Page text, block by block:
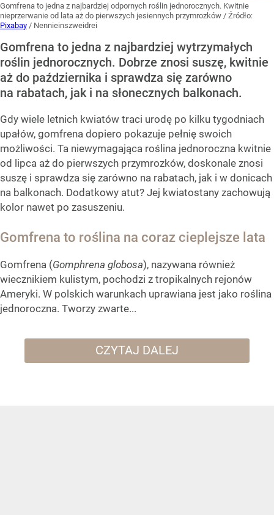
Gomfrena to jedna z najbardziej odpornych roślin jednorocznych. Kwitnie
nieprzerwanie od lata aż do pierwszych jesiennych przymrozków / Źródło:
Pixabay / Nennieinszweidrei
Gomfrena to jedna z najbardziej wytrzymałych
roślin jednorocznych. Dobrze znosi suszę, kwitnie
aż do października i sprawdza się zarówno
na rabatach, jak i na słonecznych balkonach.
Gdy wiele letnich kwiatów traci urodę po kilku tygodniach
upałów, gomfrena dopiero pokazuje pełnię swoich
możliwości. Ta niewymagająca roślina jednoroczna kwitnie
od lipca aż do pierwszych przymrozków, doskonale znosi
suszę i sprawdza się zarówno na rabatach, jak i w donicach
na balkonach. Dodatkowy atut? Jej kwiatostany zachowują
kolor nawet po zasuszeniu.
Gomfrena to roślina na coraz cieplejsze lata
Gomfrena (Gomphrena globosa), nazywana również
wiecznikiem kulistym, pochodzi z tropikalnych rejonów
Ameryki. W polskich warunkach uprawiana jest jako roślina
jednoroczna. Tworzy zwarte...
CZYTAJ DALEJ